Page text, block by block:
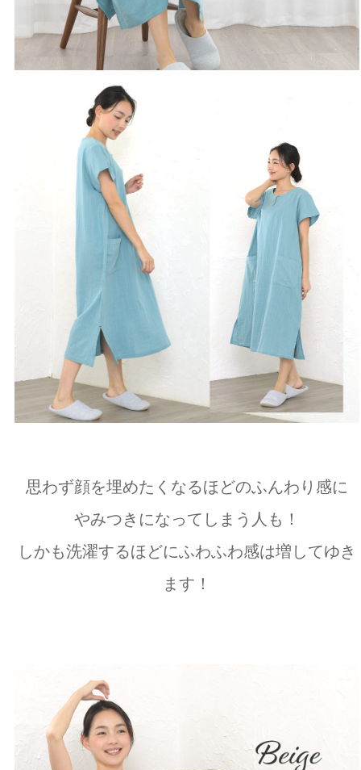
思わず顔を埋めたくなるほどのふんわり感に
やみつきになってしまう人も！
しかも洗濯するほどにふわふわ感は増してゆき
ます！